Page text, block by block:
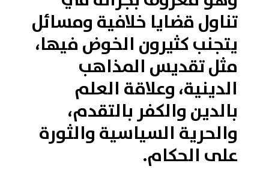
تناول قضايا خلافية ومسائل
يتجنب كثيرون الخوض فيها،
مثل تقديس المذاهب
الدينية، وعلاقة العلم
بالدين والكفر بالتقدم،
والحرية السياسية والثورة
على الحكام.